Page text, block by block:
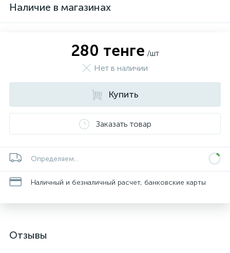
Наличие в магазинах
280 тенге /шт
Нет в наличии
Купить
Заказать товар
Определяем...
Наличный и безналичный расчет, банковские карты
Отзывы